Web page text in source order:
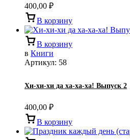
400,00 ₽
В корзину
В корзину
в Книги
Артикул: 58
Хи-хи-хи да ха-ха-ха! Выпуск 2
400,00 ₽
В корзину